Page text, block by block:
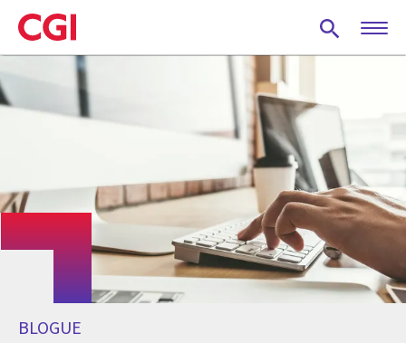
Skip
to
main
BLOGUE